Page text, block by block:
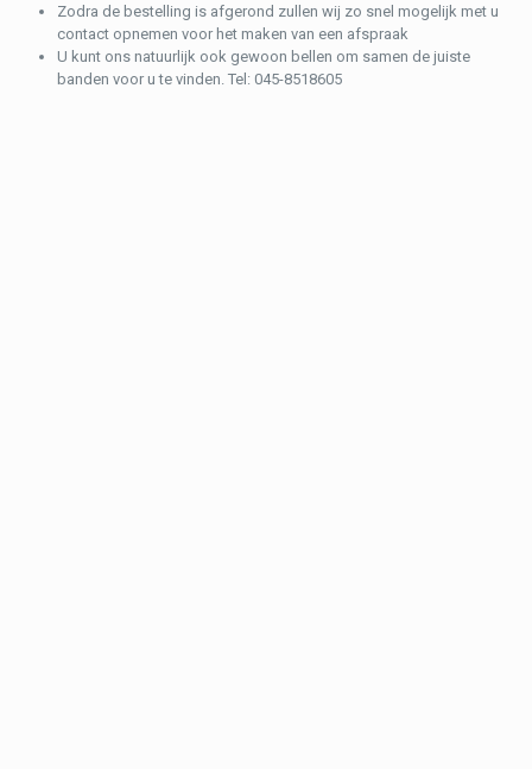
Zodra de bestelling is afgerond zullen wij zo snel mogelijk met u
contact opnemen voor het maken van een afspraak
U kunt ons natuurlijk ook gewoon bellen om samen de juiste
banden voor u te vinden. Tel: 045-8518605